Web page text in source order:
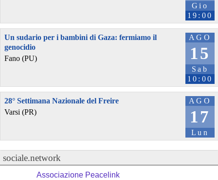
Gio
19:00
AGO
15
Sab
10:00
Un sudario per i bambini di Gaza: fermiamo il
genocidio
Fano (PU)
AGO
17
Lun
28° Settimana Nazionale del Freire
Varsi (PR)
sociale.network
Associazione Peacelink